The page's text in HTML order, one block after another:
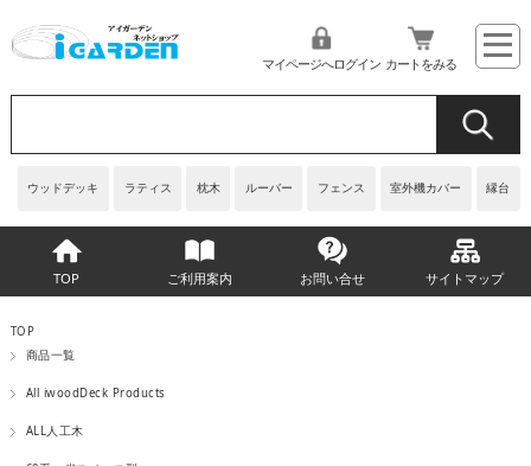
ウッドデッキ ラティス 枕木 ルーバー フェンス 室外機カバー 縁台
マイページへログイン カートをみる
TOP ご利用案内 お問い合せ サイトマップ
TOP
商品一覧
All iwoodDeck Products
ALL人工木